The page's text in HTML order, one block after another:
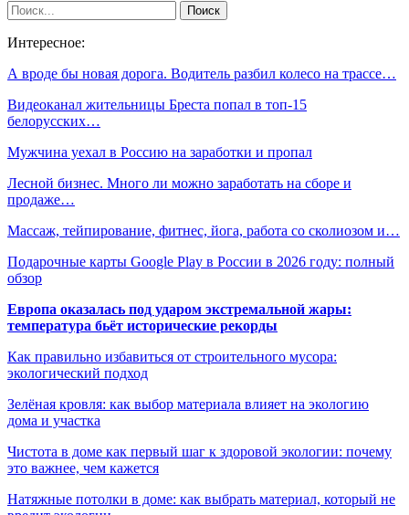
Интересное:
А вроде бы новая дорога. Водитель разбил колесо на трассе…
Видеоканал жительницы Бреста попал в топ-15
белорусских…
Мужчина уехал в Россию на заработки и пропал
Лесной бизнес. Много ли можно заработать на сборе и
продаже…
Массаж, тейпирование, фитнес, йога, работа со сколиозом и…
Подарочные карты Google Play в России в 2026 году: полный
обзор
Европа оказалась под ударом экстремальной жары:
температура бьёт исторические рекорды
Как правильно избавиться от строительного мусора:
экологический подход
Зелёная кровля: как выбор материала влияет на экологию
дома и участка
Чистота в доме как первый шаг к здоровой экологии: почему
это важнее, чем кажется
Натяжные потолки в доме: как выбрать материал, который не